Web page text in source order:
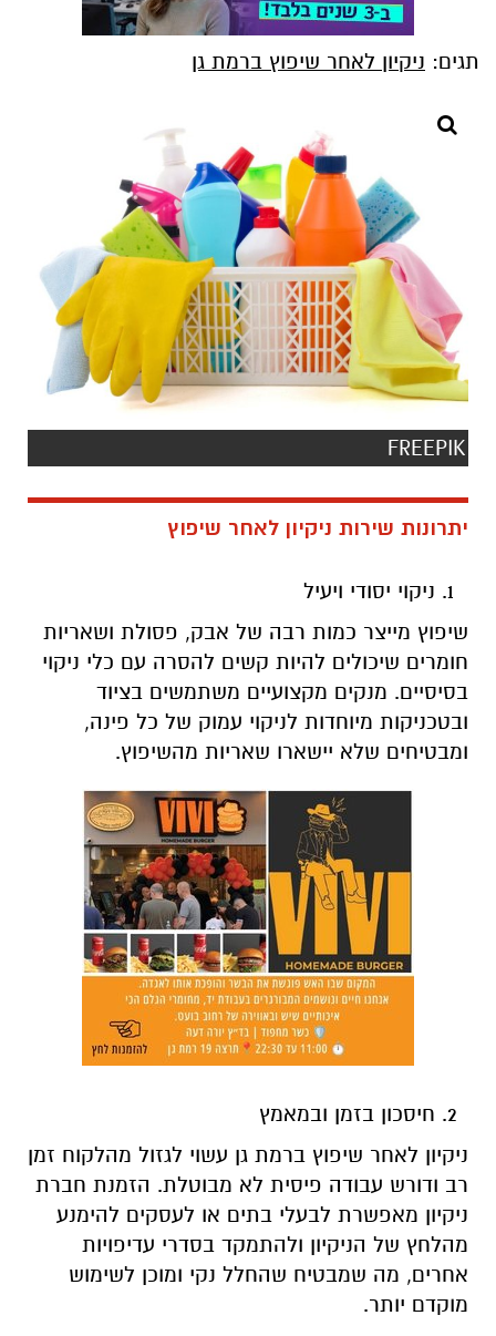
תגים: ניקיון לאחר שיפוץ ברמת גן
FREEPIK
יתרונות שירות ניקיון לאחר שיפוץ
ניקוי יסודי ויעיל
שיפוץ מייצר כמות רבה של אבק, פסולת ושאריות
חומרים שיכולים להיות קשים להסרה עם כלי ניקוי
בסיסיים. מנקים מקצועיים משתמשים בציוד
ובטכניקות מיוחדות לניקוי עמוק של כל פינה,
ומבטיחים שלא יישארו שאריות מהשיפוץ.
חיסכון בזמן ובמאמץ
ניקיון לאחר שיפוץ ברמת גן עשוי לגזול מהלקוח זמן
רב ודורש עבודה פיסית לא מבוטלת. הזמנת חברת
ניקיון מאפשרת לבעלי בתים או לעסקים להימנע
מהלחץ של הניקיון ולהתמקד בסדרי עדיפויות
אחרים, מה שמבטיח שהחלל נקי ומוכן לשימוש
מוקדם יותר.